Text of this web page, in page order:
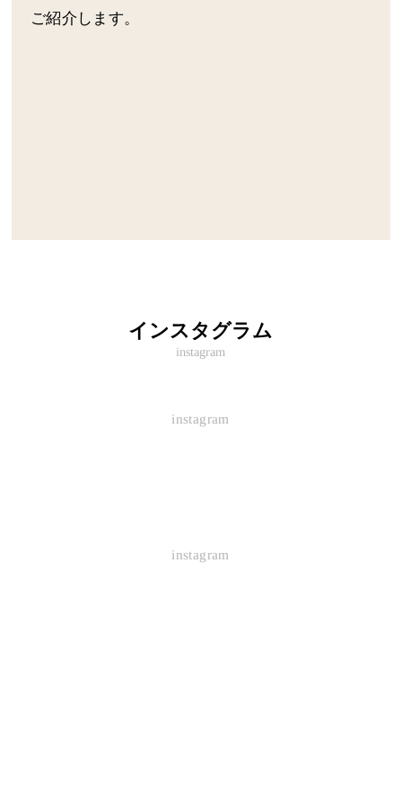
ご紹介します。
インスタグラム
instagram
instagram
instagram